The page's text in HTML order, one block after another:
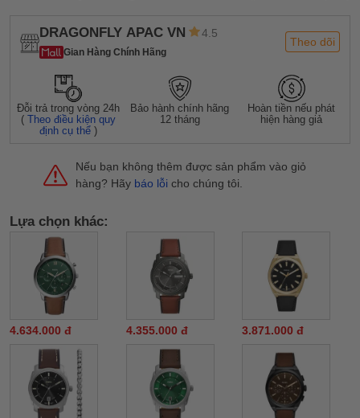
DRAGONFLY APAC VN 4.5
Gian Hàng Chính Hãng
Theo dõi
Đỗi trả trong vòng 24h
(Theo điều kiện quy
định cụ thể )
Bảo hành chính hãng
12 tháng
Hoàn tiền nếu phát
hiện hàng giả
Nếu bạn không thêm được sản phẩm vào giỏ
hàng? Hãy báo lỗi cho chúng tôi.
Lựa chọn khác:
4.634.000 đ 4.355.000 đ 3.871.000 đ